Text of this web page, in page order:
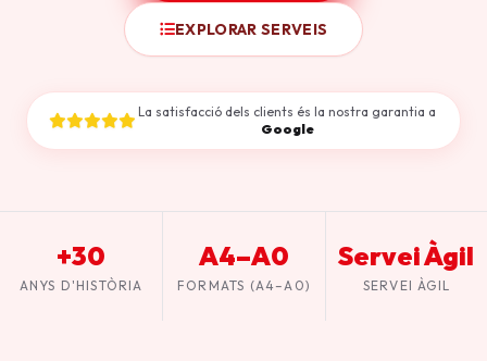
EXPLORAR SERVEIS
La satisfacció dels clients és la nostra garantia a
Google
+30
ANYS D'HISTÒRIA
A4–A0
FORMATS (A4–A0)
Servei Àgil
SERVEI ÀGIL